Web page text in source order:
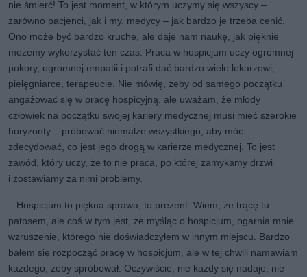
nie śmierć! To jest moment, w którym uczymy się wszyscy –
zarówno pacjenci, jak i my, medycy – jak bardzo je trzeba cenić.
Ono może być bardzo kruche, ale daje nam naukę, jak pięknie
możemy wykorzystać ten czas. Praca w hospicjum uczy ogromnej
pokory, ogromnej empatii i potrafi dać bardzo wiele lekarzowi,
pielęgniarce, terapeucie. Nie mówię, żeby od samego początku
angażować się w pracę hospicyjną, ale uważam, że młody
człowiek na początku swojej kariery medycznej musi mieć szerokie
horyzonty – próbować niemalże wszystkiego, aby móc
zdecydować, co jest jego drogą w karierze medycznej. To jest
zawód, który uczy, że to nie praca, po której zamykamy drzwi
i zostawiamy za nimi problemy.
– Hospicjum to piękna sprawa, to prezent. Wiem, że trącę tu
patosem, ale coś w tym jest, że myśląc o hospicjum, ogarnia mnie
wzruszenie, którego nie doświadczyłem w innym miejscu. Bardzo
bałem się rozpocząć pracę w hospicjum, ale w tej chwili namawiam
każdego, żeby spróbował. Oczywiście, nie każdy się nadaje, nie